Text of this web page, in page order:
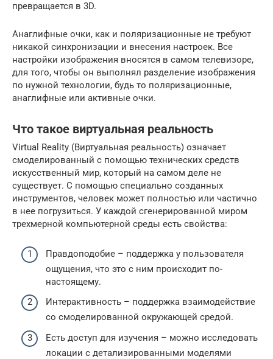
превращается в 3D.
Анаглифные очки, как и поляризационные не требуют
никакой синхронизации и внесения настроек. Все
настройки изображения вносятся в самом телевизоре,
для того, чтобы он выполнял разделение изображения
по нужной технологии, будь то поляризационные,
анаглифные или активные очки.
Что такое виртуальная реальность
Virtual Reality (Виртуальная реальность) означает
смоделированный с помощью технических средств
искусственный мир, который на самом деле не
существует. С помощью специально созданных
инструментов, человек может полностью или частично
в нее погрузиться. У каждой сгенерированной миром
трехмерной компьютерной среды есть свойства:
Правдоподобие – поддержка у пользователя
ощущения, что это с ним происходит по-
настоящему.
Интерактивность – поддержка взаимодействие
со смоделированной окружающей средой.
Есть доступ для изучения – можно исследовать
локации с детализированными моделями